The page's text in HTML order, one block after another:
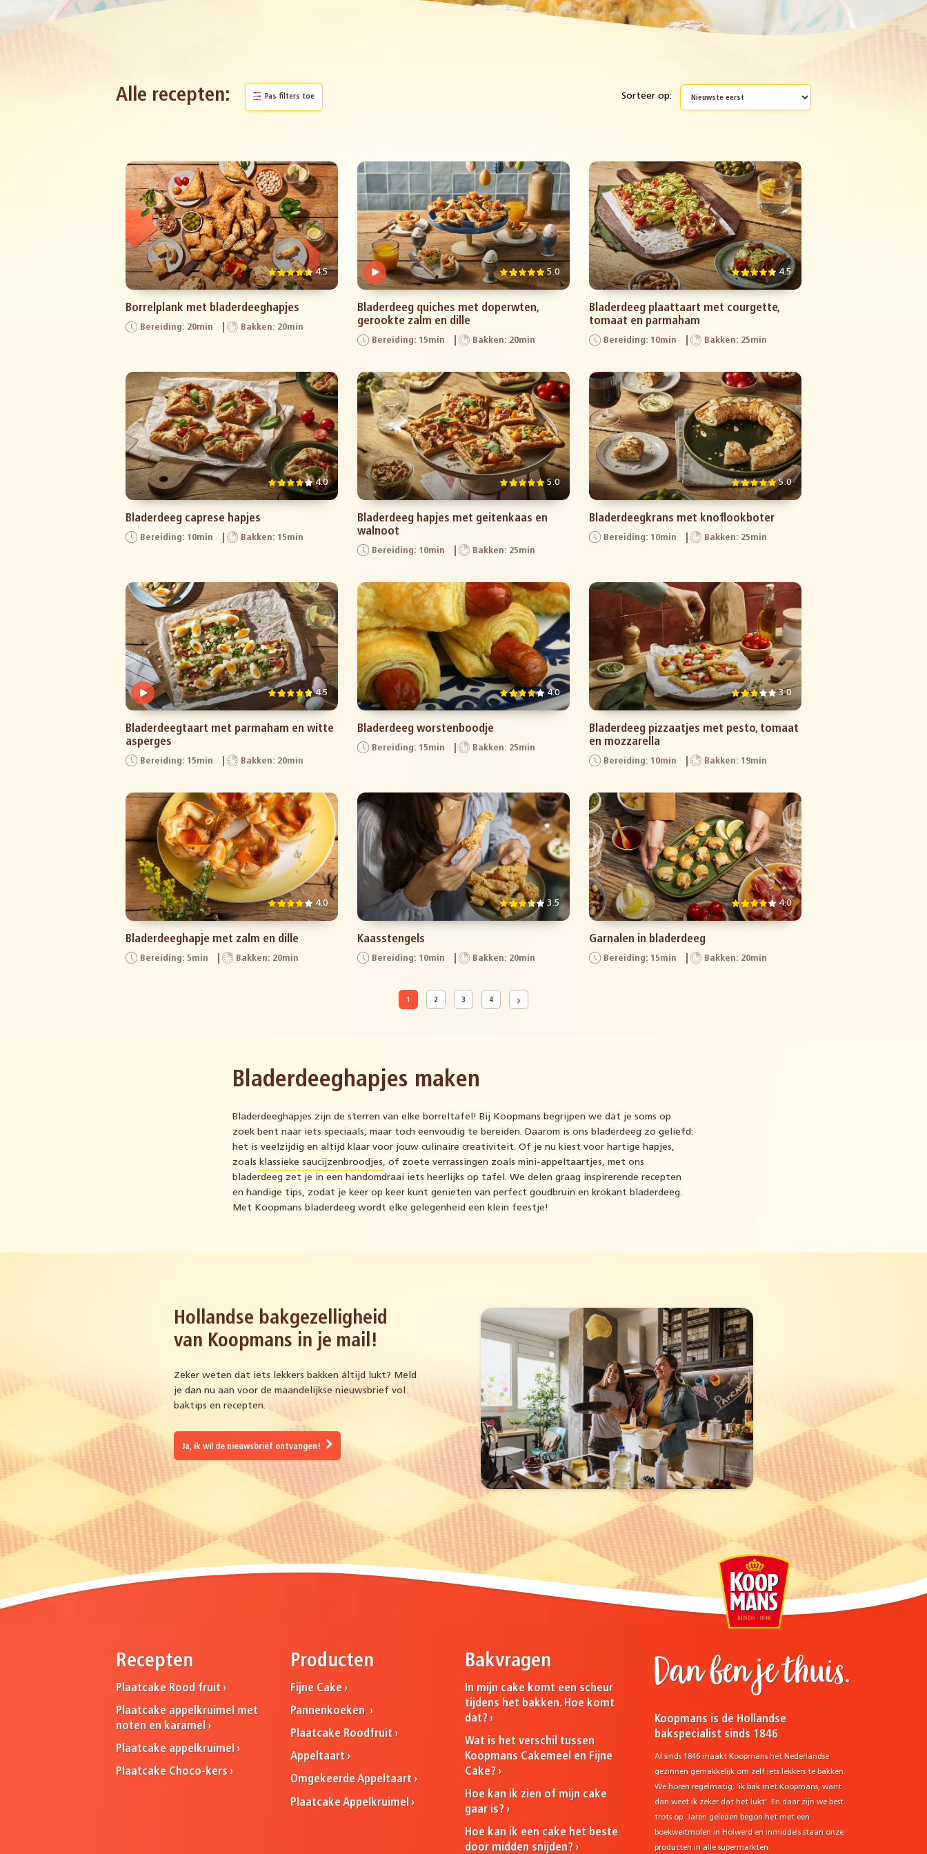
Alle recepten: Pas filters toe Sorteer op:
4.5
Borrelplank met bladerdeeghapjes
Bereiding: 20min Bakken: 20min
5.0
Bladerdeeg quiches met doperwten,
gerookte zalm en dille
Bereiding: 15min Bakken: 20min
4.5
Bladerdeeg plaattaart met courgette,
tomaat en parmaham
Bereiding: 10min Bakken: 25min
4.0
Bladerdeeg caprese hapjes
Bereiding: 10min Bakken: 15min
5.0
Bladerdeeg hapjes met geitenkaas en
walnoot
Bereiding: 10min Bakken: 25min
5.0
Bladerdeegkrans met knoflookboter
Bereiding: 10min Bakken: 25min
4.5
Bladerdeegtaart met parmaham en witte
asperges
Bereiding: 15min Bakken: 20min
4.0
Bladerdeeg worstenboodje
Bereiding: 15min Bakken: 25min
3.0
Bladerdeeg pizzaatjes met pesto, tomaat
en mozzarella
Bereiding: 10min Bakken: 19min
4.0
Bladerdeeghapje met zalm en dille
Bereiding: 5min Bakken: 20min
3.5
Kaasstengels
Bereiding: 10min Bakken: 20min
4.0
Garnalen in bladerdeeg
Bereiding: 15min Bakken: 20min
1 2 3 4
Bladerdeeghapjes maken
Bladerdeeghapjes zijn de sterren van elke borreltafel! Bij Koopmans begrijpen we dat je soms op
zoek bent naar iets speciaals, maar toch eenvoudig te bereiden. Daarom is ons bladerdeeg zo geliefd:
het is veelzijdig en altijd klaar voor jouw culinaire creativiteit. Of je nu kiest voor hartige hapjes,
zoals klassieke saucijzenbroodjes, of zoete verrassingen zoals mini-appeltaartjes, met ons
bladerdeeg zet je in een handomdraai iets heerlijks op tafel. We delen graag inspirerende recepten
en handige tips, zodat je keer op keer kunt genieten van perfect goudbruin en krokant bladerdeeg.
Met Koopmans bladerdeeg wordt elke gelegenheid een klein feestje!
Hollandse bakgezelligheid
van Koopmans in je mail!
Zeker weten dat iets lekkers bakken áltijd lukt? Meld
je dan nu aan voor de maandelijkse nieuwsbrief vol
baktips en recepten.
Ja, ik wil de nieuwsbrief ontvangen!
Recepten
Plaatcake Rood fruit
Plaatcake appelkruimel met
noten en karamel
Plaatcake appelkruimel
Plaatcake Choco-kers
Producten
Fijne Cake
Pannenkoeken
Plaatcake Roodfruit
Appeltaart
Omgekeerde Appeltaart
Plaatcake Appelkruimel
Bakvragen
In mijn cake komt een scheur
tijdens het bakken. Hoe komt
dat?
Wat is het verschil tussen
Koopmans Cakemeel en Fijne
Cake?
Hoe kan ik zien of mijn cake
gaar is?
Hoe kan ik een cake het beste
door midden snijden?
Dan ben je thuis.
Koopmans is dé Hollandse
bakspecialist sinds 1846
Al sinds 1846 maakt Koopmans het Nederlandse
gezinnen gemakkelijk om zelf iets lekkers te bakken.
We horen regelmatig: ‘ik bak met Koopmans, want
dan weet ik zeker dat het lukt’. En daar zijn we best
trots op. Jaren geleden begon het met een
boekweitmolen in Holwerd en inmiddels staan onze
producten in alle supermarkten.